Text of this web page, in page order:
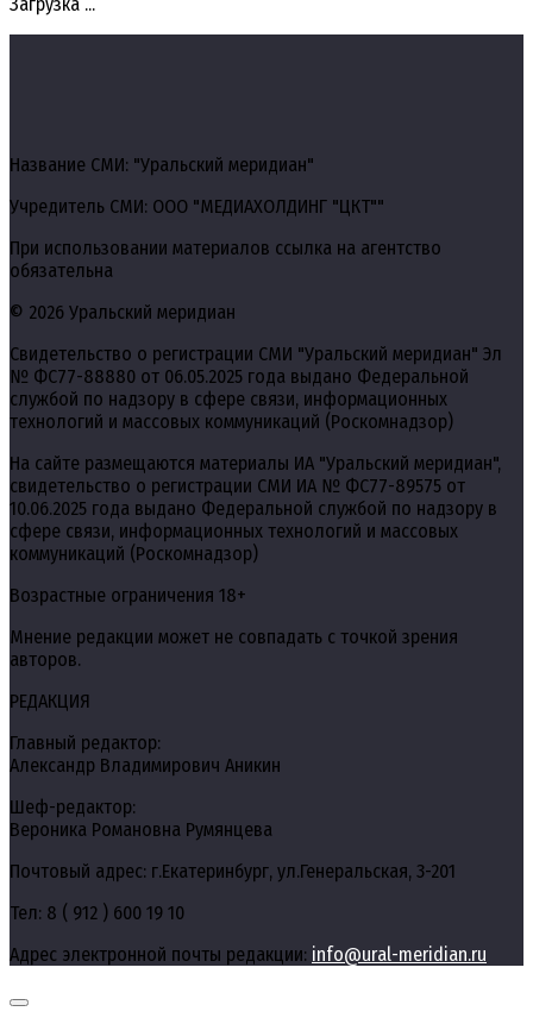
Название СМИ: "Уральский меридиан"
Учредитель СМИ: ООО "МЕДИАХОЛДИНГ "ЦКТ""
При использовании материалов ссылка на агентство
обязательна
© 2026 Уральский меридиан
Свидетельство о регистрации СМИ "Уральский меридиан" Эл
№ ФС77-88880 от 06.05.2025 года выдано Федеральной
службой по надзору в сфере связи, информационных
технологий и массовых коммуникаций (Роскомнадзор)
На сайте размещаются материалы ИА "Уральский меридиан",
свидетельство о регистрации СМИ ИА № ФС77-89575 от
10.06.2025 года выдано Федеральной службой по надзору в
сфере связи, информационных технологий и массовых
коммуникаций (Роскомнадзор)
Возрастные ограничения 18+
Мнение редакции может не совпадать с точкой зрения
авторов.
РЕДАКЦИЯ
Главный редактор:
Александр Владимирович Аникин
Шеф-редактор:
Вероника Романовна Румянцева
Почтовый адрес: г.Екатеринбург, ул.Генеральская, 3-201
Тел: 8 ( 912 ) 600 19 10
Адрес электронной почты редакции: info@ural-meridian.ru